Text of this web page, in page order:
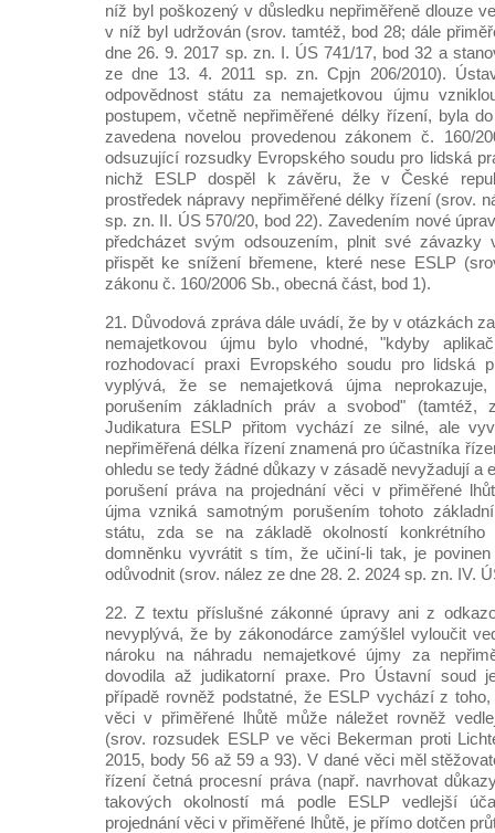
níž byl poškozený v důsledku nepřiměřeně dlouze
v níž byl udržován (srov. tamtéž, bod 28; dále
dne 26. 9. 2017 sp. zn. I. ÚS 741/17, bod 32 a
ze dne 13. 4. 2011 sp. zn. Cpjn 206/2010).
odpovědnost státu za nemajetkovou újmu
postupem, včetně nepřiměřené délky řízení, byla
zavedena novelou provedenou zákonem č. 160/
odsuzující rozsudky Evropského soudu pro lidská
nichž ESLP dospěl k závěru, že v České
prostředek nápravy nepřiměřené délky řízení (srov.
sp. zn. II. ÚS 570/20, bod 22). Zavedením nové
předcházet svým odsouzením, plnit své
přispět ke snížení břemene, které nese ESLP
zákonu č. 160/2006 Sb., obecná část, bod 1).
21. Důvodová zpráva dále uvádí, že by v otázkách
nemajetkovou újmu bylo vhodné, "kdyby
rozhodovací praxi Evropského soudu pro lidská
vyplývá, že se nemajetková újma
porušením základních práv a svobod" (tamtéž,
Judikatura ESLP přitom vychází ze silné, ale
nepřiměřená délka řízení znamená pro účastníka
ohledu se tedy žádné důkazy v zásadě nevyžadují a
porušení práva na projednání věci v přiměřené
újma vzniká samotným porušením tohoto
státu, zda se na základě okolností konkrétního
domněnku vyvrátit s tím, že učiní-li tak, je povinen
odůvodnit (srov. nález ze dne 28. 2. 2024 sp. zn. IV.
22. Z textu příslušné zákonné úpravy ani z
nevyplývá, že by zákonodárce zamýšlel vyloučit
nároku na náhradu nemajetkové újmy za
dovodila až judikatorní praxe. Pro Ústavní soud
případě rovněž podstatné, že ESLP vychází z
věci v přiměřené lhůtě může náležet rovněž
(srov. rozsudek ESLP ve věci Bekerman proti
2015, body 56 až 59 a 93). V dané věci měl
řízení četná procesní práva (např. navrhovat
takových okolností má podle ESLP vedlejší
projednání věci v přiměřené lhůtě, je přímo dotčen